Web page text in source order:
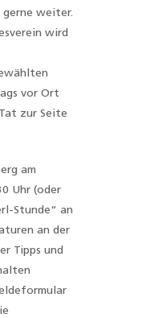
weiter.
wird
vor Ort
zur Seite
am
Uhr (oder
Stunde“ an
an der
Tipps und